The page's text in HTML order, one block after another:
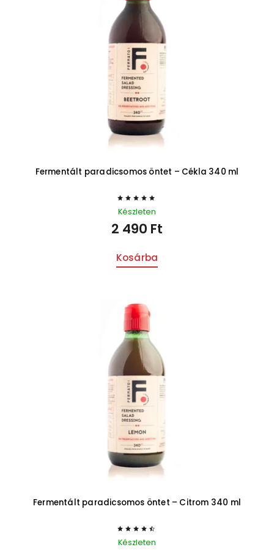
Fermentált paradicsomos öntet – Cékla 340 ml
Készleten
2 490 Ft
Kosárba
Fermentált paradicsomos öntet – Citrom 340 ml
Készleten